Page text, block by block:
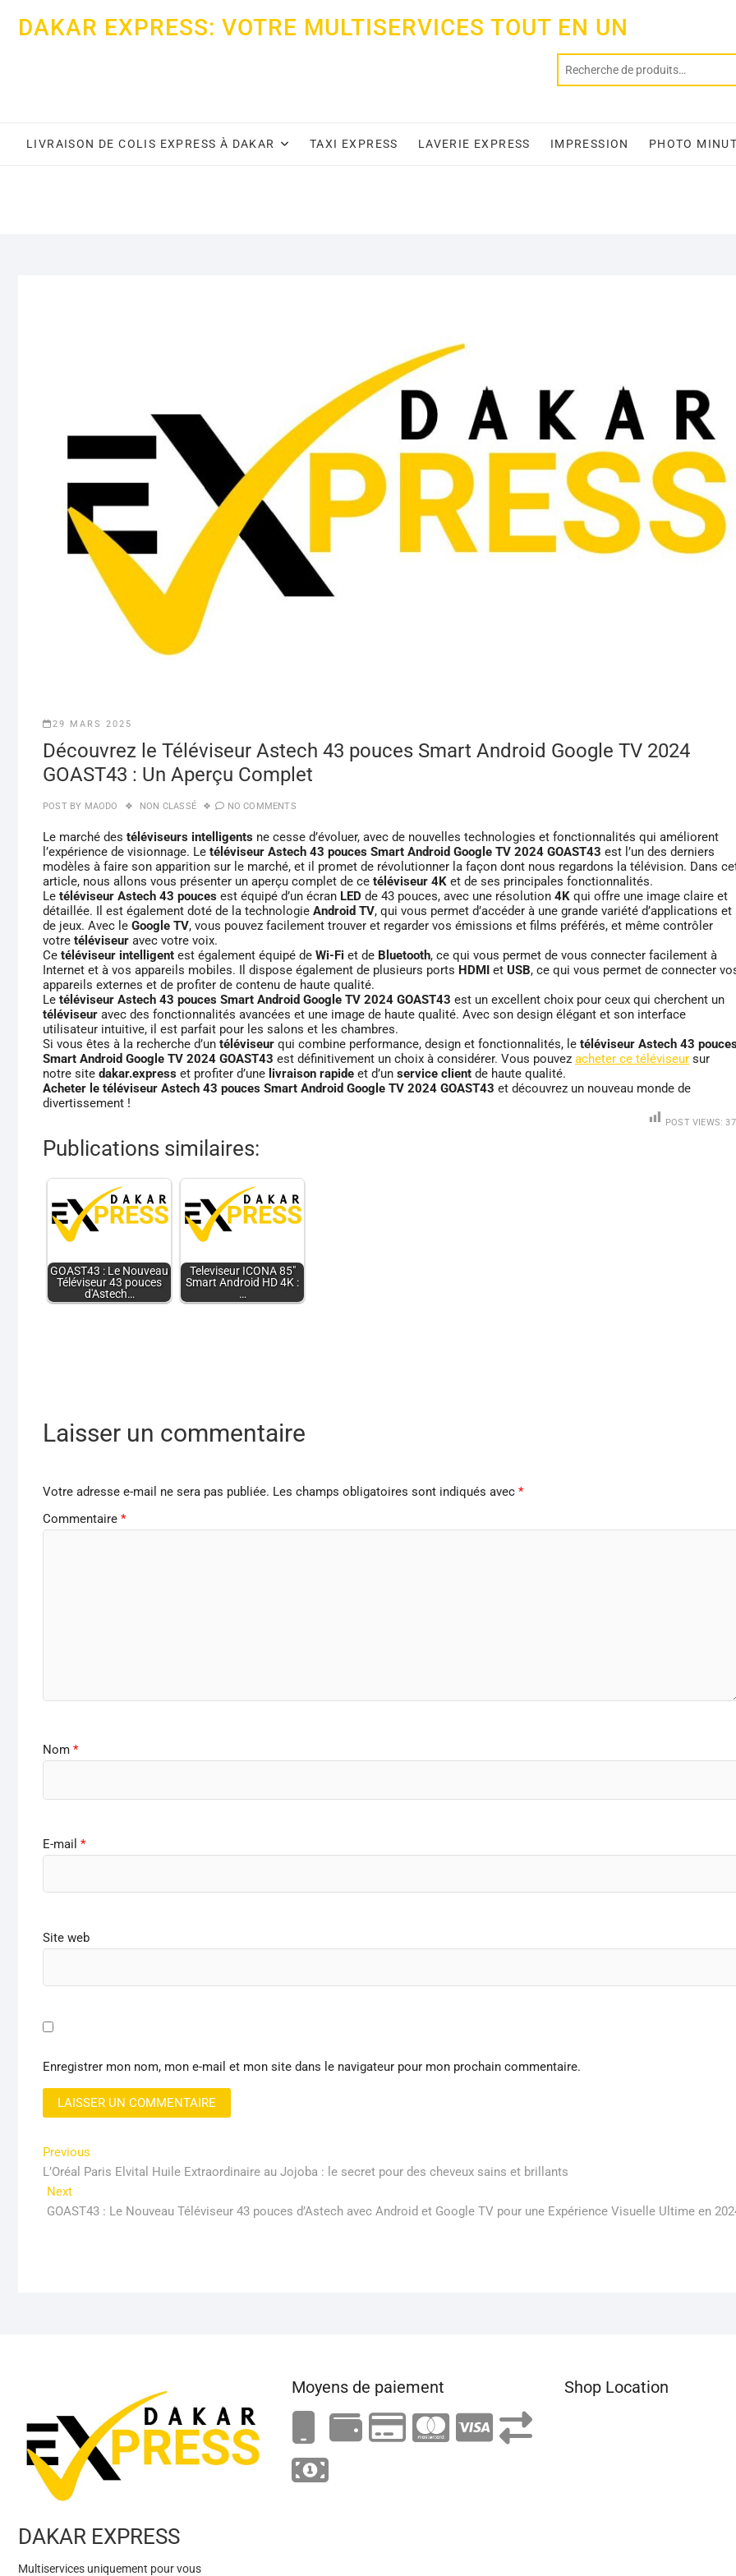
DAKAR EXPRESS: VOTRE MULTISERVICES TOUT EN UN
LIVRAISON DE COLIS EXPRESS À DAKAR TAXI EXPRESS LAVERIE EXPRESS IMPRESSION PHOTO
29 MARS 2025
Découvrez le Téléviseur Astech 43 pouces Smart Android Google TV 2024
GOAST43 : Un Aperçu Complet
POST BY MAODO NON CLASSÉ NO COMMENTS
Le marché des téléviseurs intelligents ne cesse d’évoluer, avec de nouvelles technologies et fonctionnalités qui améliorent
l’expérience de visionnage. Le téléviseur Astech 43 pouces Smart Android Google TV 2024 GOAST43 est l’un des derniers
modèles à faire son apparition sur le marché, et il promet de révolutionner la façon dont nous regardons la télévision. Dans
article, nous allons vous présenter un aperçu complet de ce téléviseur 4K et de ses principales fonctionnalités.
Le téléviseur Astech 43 pouces est équipé d’un écran LED de 43 pouces, avec une résolution 4K qui offre une image claire et
détaillée. Il est également doté de la technologie Android TV, qui vous permet d’accéder à une grande variété d’applications et
de jeux. Avec le Google TV, vous pouvez facilement trouver et regarder vos émissions et films préférés, et même contrôler
votre téléviseur avec votre voix.
Ce téléviseur intelligent est également équipé de Wi-Fi et de Bluetooth, ce qui vous permet de vous connecter facilement à
Internet et à vos appareils mobiles. Il dispose également de plusieurs ports HDMI et USB, ce qui vous permet de connecter
appareils externes et de profiter de contenu de haute qualité.
Le téléviseur Astech 43 pouces Smart Android Google TV 2024 GOAST43 est un excellent choix pour ceux qui cherchent un
téléviseur avec des fonctionnalités avancées et une image de haute qualité. Avec son design élégant et son interface
utilisateur intuitive, il est parfait pour les salons et les chambres.
Si vous êtes à la recherche d’un téléviseur qui combine performance, design et fonctionnalités, le téléviseur Astech 43
Smart Android Google TV 2024 GOAST43 est définitivement un choix à considérer. Vous pouvez acheter ce téléviseur sur
notre site dakar.express et profiter d’une livraison rapide et d’un service client de haute qualité.
Acheter le téléviseur Astech 43 pouces Smart Android Google TV 2024 GOAST43 et découvrez un nouveau monde de
divertissement !
POST VIEWS:
Publications similaires:
GOAST43 : Le Nouveau
Téléviseur 43 pouces
d'Astech…
Televiseur ICONA 85"
Smart Android HD 4K :
…
Laisser un commentaire
Votre adresse e-mail ne sera pas publiée. Les champs obligatoires sont indiqués avec *
Commentaire *
Nom *
E-mail *
Site web
Enregistrer mon nom, mon e-mail et mon site dans le navigateur pour mon prochain commentaire.
Navigation
de
l’article
Previous
post:
L’Oréal Paris Elvital Huile Extraordinaire au Jojoba : le secret pour des cheveux sains et brillants
NextNext
post:
GOAST43 : Le Nouveau Téléviseur 43 pouces d’Astech avec Android et Google TV pour une Expérience Visuelle Ultime en
DAKAR EXPRESS
Multiservices uniquement pour vous
Moyens de paiement Shop Location